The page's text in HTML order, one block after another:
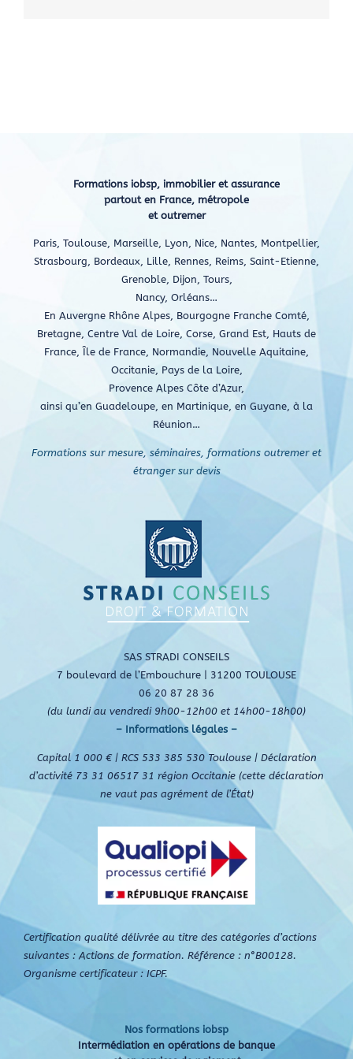
Formations iobsp, immobilier et assurance
partout en France, métropole
et outremer
Paris, Toulouse, Marseille, Lyon, Nice, Nantes, Montpellier,
Strasbourg, Bordeaux, Lille, Rennes, Reims, Saint-Etienne,
Grenoble, Dijon, Tours,
Nancy, Orléans…
En Auvergne Rhône Alpes, Bourgogne Franche Comté,
Bretagne, Centre Val de Loire, Corse, Grand Est, Hauts de
France, Île de France, Normandie, Nouvelle Aquitaine,
Occitanie, Pays de la Loire,
Provence Alpes Côte d’Azur,
ainsi qu’en Guadeloupe, en Martinique, en Guyane, à la
Réunion…
Formations sur mesure, séminaires, formations outremer et
étranger sur devis
SAS STRADI CONSEILS
7 boulevard de l’Embouchure | 31200 TOULOUSE
06 20 87 28 36
(du lundi au vendredi 9h00-12h00 et 14h00-18h00)
– Informations légales –
Capital 1 000 € | RCS 533 385 530 Toulouse | Déclaration
d’activité 73 31 06517 31 région Occitanie (cette déclaration
ne vaut pas agrément de l’État)
Certification qualité délivrée au titre des catégories d’actions
suivantes : Actions de formation. Référence : n°B00128.
Organisme certificateur : ICPF.
Nos formations iobsp
Intermédiation en opérations de banque